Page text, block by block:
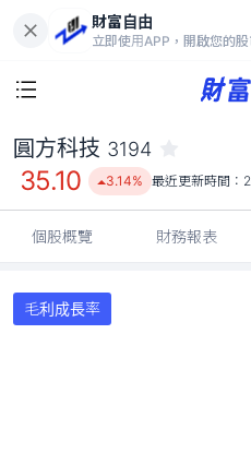
財富自由
立即使用APP，開啟您的股
35.10
圓方科技 3194
35.10 3.14% 最近更新時間：
個股概覽 財務報表
毛利成長率